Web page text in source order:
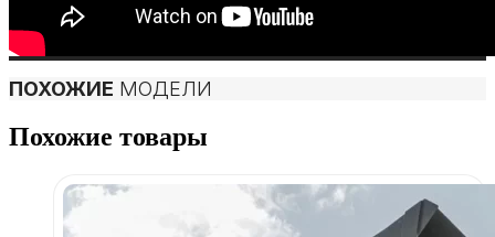
ПОХОЖИЕ МОДЕЛИ
Похожие товары